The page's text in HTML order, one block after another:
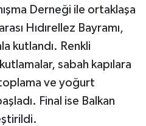
Derneği ile ortaklaşa
Hıdırellez Bayramı,
kutlandı. Renkli
sabah kapılara
ve yoğurt
Final ise Balkan